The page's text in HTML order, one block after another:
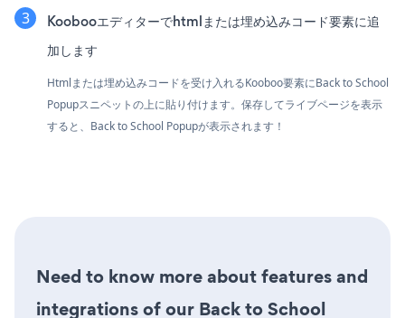
Koobooエディターでhtmlまたは埋め込みコード要素に追
加します
Htmlまたは埋め込みコードを受け入れるKooboo要素にBack to School
Popupスニペットの上に貼り付けます。保存してライブページを表示
すると、Back to School Popupが表示されます！
Need to know more about features and
integrations of our Back to School